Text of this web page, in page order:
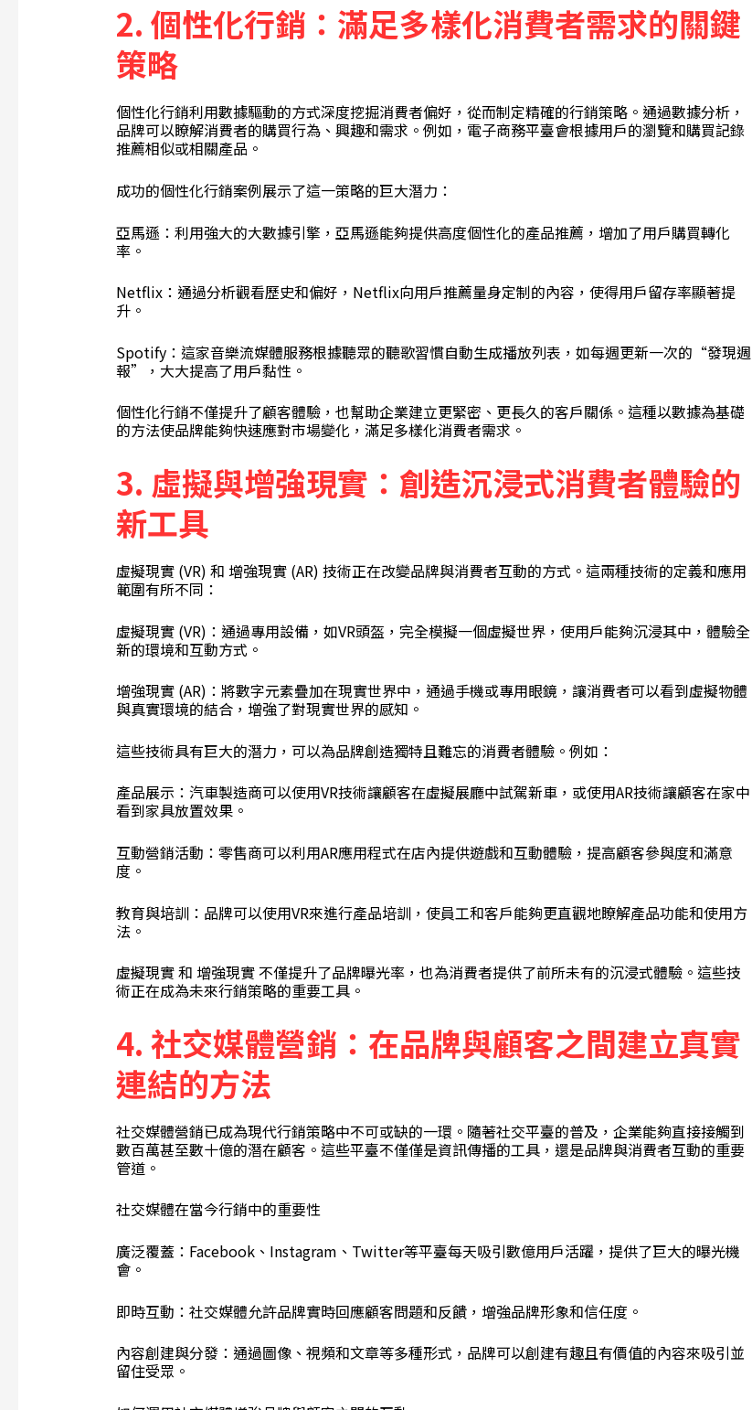
2. 個性化行銷：滿足多樣化消費者需求的關鍵
策略
個性化行銷利用數據驅動的方式深度挖掘消費者偏好，從而制定精確的行銷策略。通過數據分析，
品牌可以瞭解消費者的購買行為、興趣和需求。例如，電子商務平臺會根據用戶的瀏覽和購買記錄
推薦相似或相關產品。
成功的個性化行銷案例展示了這一策略的巨大潛力：
亞馬遜：利用強大的大數據引擎，亞馬遜能夠提供高度個性化的產品推薦，增加了用戶購買轉化
率。
Netflix：通過分析觀看歷史和偏好，Netflix向用戶推薦量身定制的內容，使得用戶留存率顯著提
升。
Spotify：這家音樂流媒體服務根據聽眾的聽歌習慣自動生成播放列表，如每週更新一次的“發現週
報”，大大提高了用戶黏性。
個性化行銷不僅提升了顧客體驗，也幫助企業建立更緊密、更長久的客戶關係。這種以數據為基礎
的方法使品牌能夠快速應對市場變化，滿足多樣化消費者需求。
3. 虛擬與增強現實：創造沉浸式消費者體驗的
新工具
虛擬現實 (VR) 和 增強現實 (AR) 技術正在改變品牌與消費者互動的方式。這兩種技術的定義和應用
範圍有所不同：
虛擬現實 (VR)：通過專用設備，如VR頭盔，完全模擬一個虛擬世界，使用戶能夠沉浸其中，體驗全
新的環境和互動方式。
增強現實 (AR)：將數字元素疊加在現實世界中，通過手機或專用眼鏡，讓消費者可以看到虛擬物體
與真實環境的結合，增強了對現實世界的感知。
這些技術具有巨大的潛力，可以為品牌創造獨特且難忘的消費者體驗。例如：
產品展示：汽車製造商可以使用VR技術讓顧客在虛擬展廳中試駕新車，或使用AR技術讓顧客在家中
看到家具放置效果。
互動營銷活動：零售商可以利用AR應用程式在店內提供遊戲和互動體驗，提高顧客參與度和滿意
度。
教育與培訓：品牌可以使用VR來進行產品培訓，使員工和客戶能夠更直觀地瞭解產品功能和使用方
法。
虛擬現實 和 增強現實 不僅提升了品牌曝光率，也為消費者提供了前所未有的沉浸式體驗。這些技
術正在成為未來行銷策略的重要工具。
4. 社交媒體營銷：在品牌與顧客之間建立真實
連結的方法
社交媒體營銷已成為現代行銷策略中不可或缺的一環。隨著社交平臺的普及，企業能夠直接接觸到
數百萬甚至數十億的潛在顧客。這些平臺不僅僅是資訊傳播的工具，還是品牌與消費者互動的重要
管道。
社交媒體在當今行銷中的重要性
廣泛覆蓋：Facebook、Instagram、Twitter等平臺每天吸引數億用戶活躍，提供了巨大的曝光機
會。
即時互動：社交媒體允許品牌實時回應顧客問題和反饋，增強品牌形象和信任度。
內容創建與分發：通過圖像、視頻和文章等多種形式，品牌可以創建有趣且有價值的內容來吸引並
留住受眾。